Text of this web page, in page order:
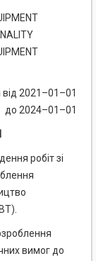
2021–01–01
до 2024–01–01
робіт зі
вимог до